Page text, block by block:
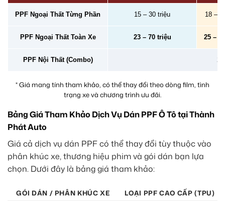
PPF Ngoại Thất Từng Phần 15 – 30 triệu 18 –
PPF Ngoại Thất Toàn Xe 23 – 70 triệu 25 –
PPF Nội Thất (Combo)
* Giá mang tính tham khảo, có thể thay đổi theo dòng film, tình
trạng xe và chương trình ưu đãi.
Bảng Giá Tham Khảo Dịch Vụ Dán PPF Ô Tô tại Thành
Phát Auto
Giá cả dịch vụ dán PPF có thể thay đổi tùy thuộc vào
phân khúc xe, thương hiệu phim và gói dán bạn lựa
chọn. Dưới đây là bảng giá tham khảo:
GÓI DÁN / PHÂN KHÚC XE LOẠI PPF CAO CẤP (TPU)